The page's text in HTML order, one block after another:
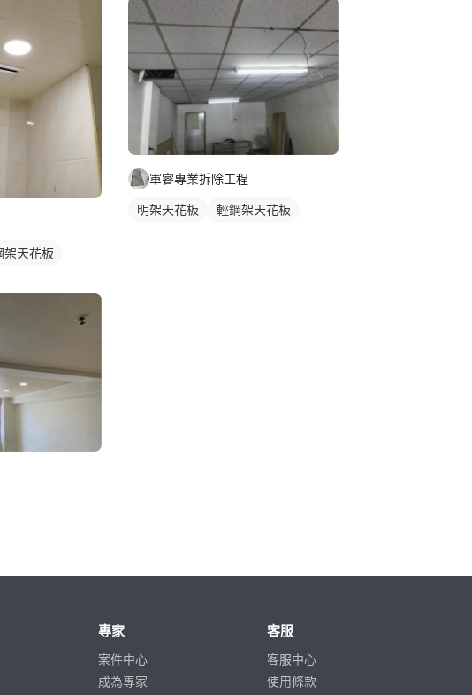
架天花板
軍睿專業拆除工程
明架天花板 輕鋼架天花板
專家
案件中心
成為專家
客服
客服中心
使用條款